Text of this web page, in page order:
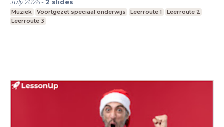
July 2026- 2 slides
Muziek Voortgezet speciaal onderwijs Leerroute 1
Leerroute 2
Leerroute 3